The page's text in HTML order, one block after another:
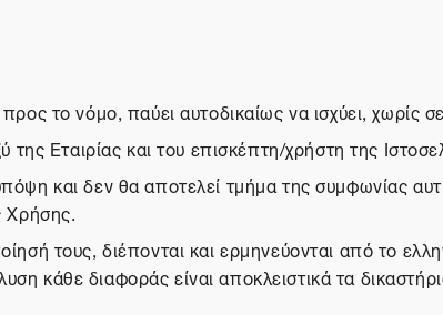
το νόμο, παύει αυτοδικαίως να ισχύει, χωρίς
Εταιρίας και του επισκέπτη/χρήστη της
και δεν θα αποτελεί τμήμα της συμφωνίας
Χρήσης.
τους, διέπονται και ερμηνεύονται από το
κάθε διαφοράς είναι αποκλειστικά τα